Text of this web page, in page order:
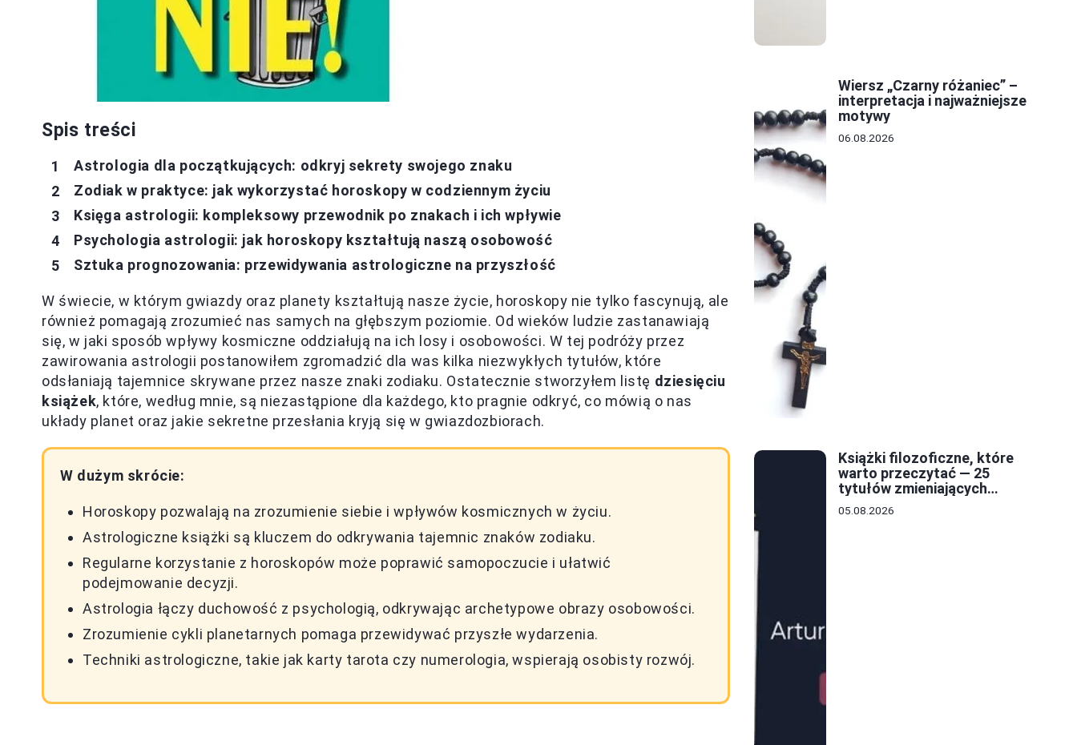
Spis treści
Astrologia dla początkujących: odkryj sekrety swojego znaku
Zodiak w praktyce: jak wykorzystać horoskopy w codziennym życiu
Księga astrologii: kompleksowy przewodnik po znakach i ich wpływie
Psychologia astrologii: jak horoskopy kształtują naszą osobowość
Sztuka prognozowania: przewidywania astrologiczne na przyszłość
W świecie, w którym gwiazdy oraz planety kształtują nasze życie, horoskopy nie tylko fascynują, ale
również pomagają zrozumieć nas samych na głębszym poziomie. Od wieków ludzie zastanawiają
się, w jaki sposób wpływy kosmiczne oddziałują na ich losy i osobowości. W tej podróży przez
zawirowania astrologii postanowiłem zgromadzić dla was kilka niezwykłych tytułów, które
odsłaniają tajemnice skrywane przez nasze znaki zodiaku. Ostatecznie stworzyłem listę dziesięciu
książek, które, według mnie, są niezastąpione dla każdego, kto pragnie odkryć, co mówią o nas
układy planet oraz jakie sekretne przesłania kryją się w gwiazdozbiorach.
W dużym skrócie:
Horoskopy pozwalają na zrozumienie siebie i wpływów kosmicznych w życiu.
Astrologiczne książki są kluczem do odkrywania tajemnic znaków zodiaku.
Regularne korzystanie z horoskopów może poprawić samopoczucie i ułatwić
podejmowanie decyzji.
Astrologia łączy duchowość z psychologią, odkrywając archetypowe obrazy osobowości.
Zrozumienie cykli planetarnych pomaga przewidywać przyszłe wydarzenia.
Techniki astrologiczne, takie jak karty tarota czy numerologia, wspierają osobisty rozwój.
Wiersz „Czarny różaniec” –
interpretacja i najważniejsze
motywy
06.08.2026
Książki filozoficzne, które
warto przeczytać — 25
tytułów zmieniających
sposób myślenia
05.08.2026